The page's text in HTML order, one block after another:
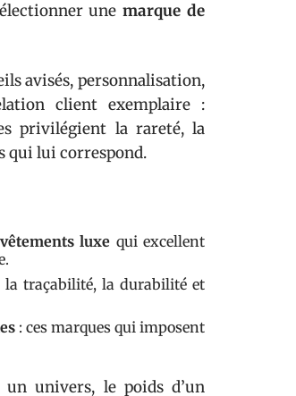
unemarque de
avisés, personnalisation,
client exemplaire :
privilégient la rareté, la
qui lui correspond.
luxe qui excellent
la traçabilité, la durabilité et
: ces marques qui imposent
un univers, le poids d’un